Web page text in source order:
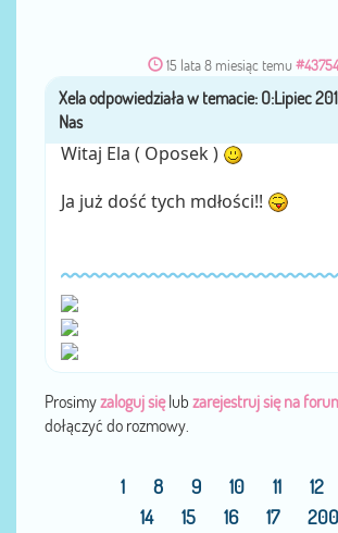
15 lata 8 miesiąc temu #43754
przezXela
Witaj Ela ( Oposek )
Ja już dość tych mdłości!!
Prosimyzaloguj sięlub zarejestruj się na
dołączyć do rozmowy.
1 8 9 10 11 12
14
15 16 17